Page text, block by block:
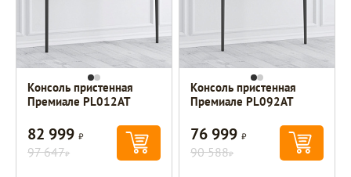
Консоль пристенная
Премиале PL012AT
82 999Р
97 647Р
Консоль пристенная
Премиале PL092AT
76 999Р
90 588Р